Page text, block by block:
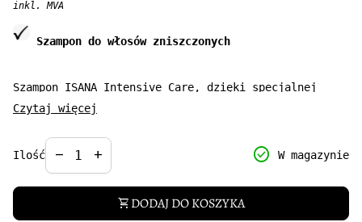
inkl. MVA
Szampon do włosów zniszczonych
Szampon ISANA Intensive Care, dzięki specjalnej
formule pielęgnacyjnej z gliceryną idealnie nadaje
zniszczonych włosów. Formuła aktywna z miodem i
wyciągiem z wanilii dodatkowo nadaje włosom połysk i
sprawia, że są one delikatne w dotyku.
Pojemność: 300 ml
Czytaj więcej
Ilość
Decrease quantity for
remove
Increase quantity for
add check_circle W magazynie
shopping_cart DODAJ DO KOSZYKA